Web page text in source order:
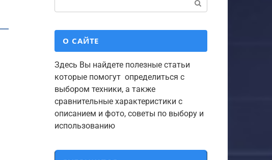
О САЙТЕ
Здесь Вы найдете полезные статьи
которые помогут определиться с
выбором техники, а также
сравнительные характеристики с
описанием и фото, советы по выбору и
использованию